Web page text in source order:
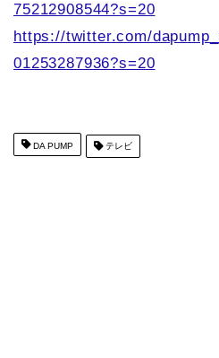
75212908544?s=20
https://twitter.com/
01253287936?s=20
DA PUMP テレビ